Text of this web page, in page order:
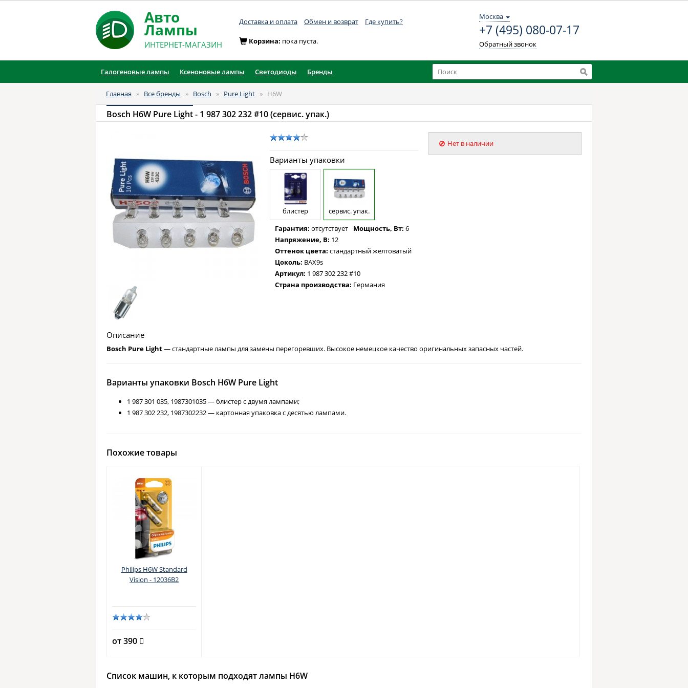
Авто
Лампы
ИНТЕРНЕТ-МАГАЗИН
Доставка и оплата Обмен и возврат Где купить?
Москва
+7 (495) 080-07-17
Обратный звонок
Корзина: пока пуста.
Галогеновые лампы Ксеноновые лампы Светодиоды Бренды
Главная » Все бренды » Bosch » Pure Light » H6W
Bosch H6W Pure Light- 1 987 302 232 #10 (сервис. упак.)
Варианты упаковки
блистер
сервис. упак.
Гарантия: отсутствует Мощность, Вт: 6
Напряжение, В: 12
Оттенок цвета: стандартный желтоватый
Цоколь: BAX9s
Артикул: 1 987 302 232 #10
Страна производства: Германия
Нет в наличии
Описание
Bosch Pure Light— стандартные лампы для замены перегоревших. Высокое немецкое качество оригинальных запасных частей.
Варианты упаковки Bosch H6W Pure Light
1 987 301 035, 1987301035 — блистер с двумя лампами;
1 987 302 232, 1987302232 — картонная упаковка с десятью лампами.
Похожие товары
Philips H6W Standard
Vision - 12036B2
от 390
Список машин, к которым подходят лампы H6W